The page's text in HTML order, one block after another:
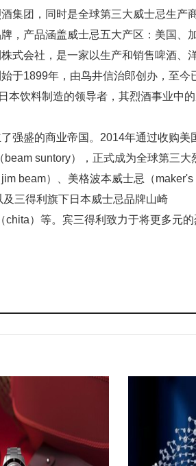
集团，同时是全球第三大威士忌生产
，产品涵盖威士忌五大产区：美国、
式会社，是一家以生产和销售啤酒、洋
于1899年，由鸟井信治郎创办，至今
本饮料制造的领导者，其烈酒事业中
强盛的商业帝国。2014年通过收购美
suntory），正式成为全球第三大
beam）、美格波本威士忌（maker's
三得利旗下日本威士忌品牌山崎
chita）等。宾三得利致力于将更多元